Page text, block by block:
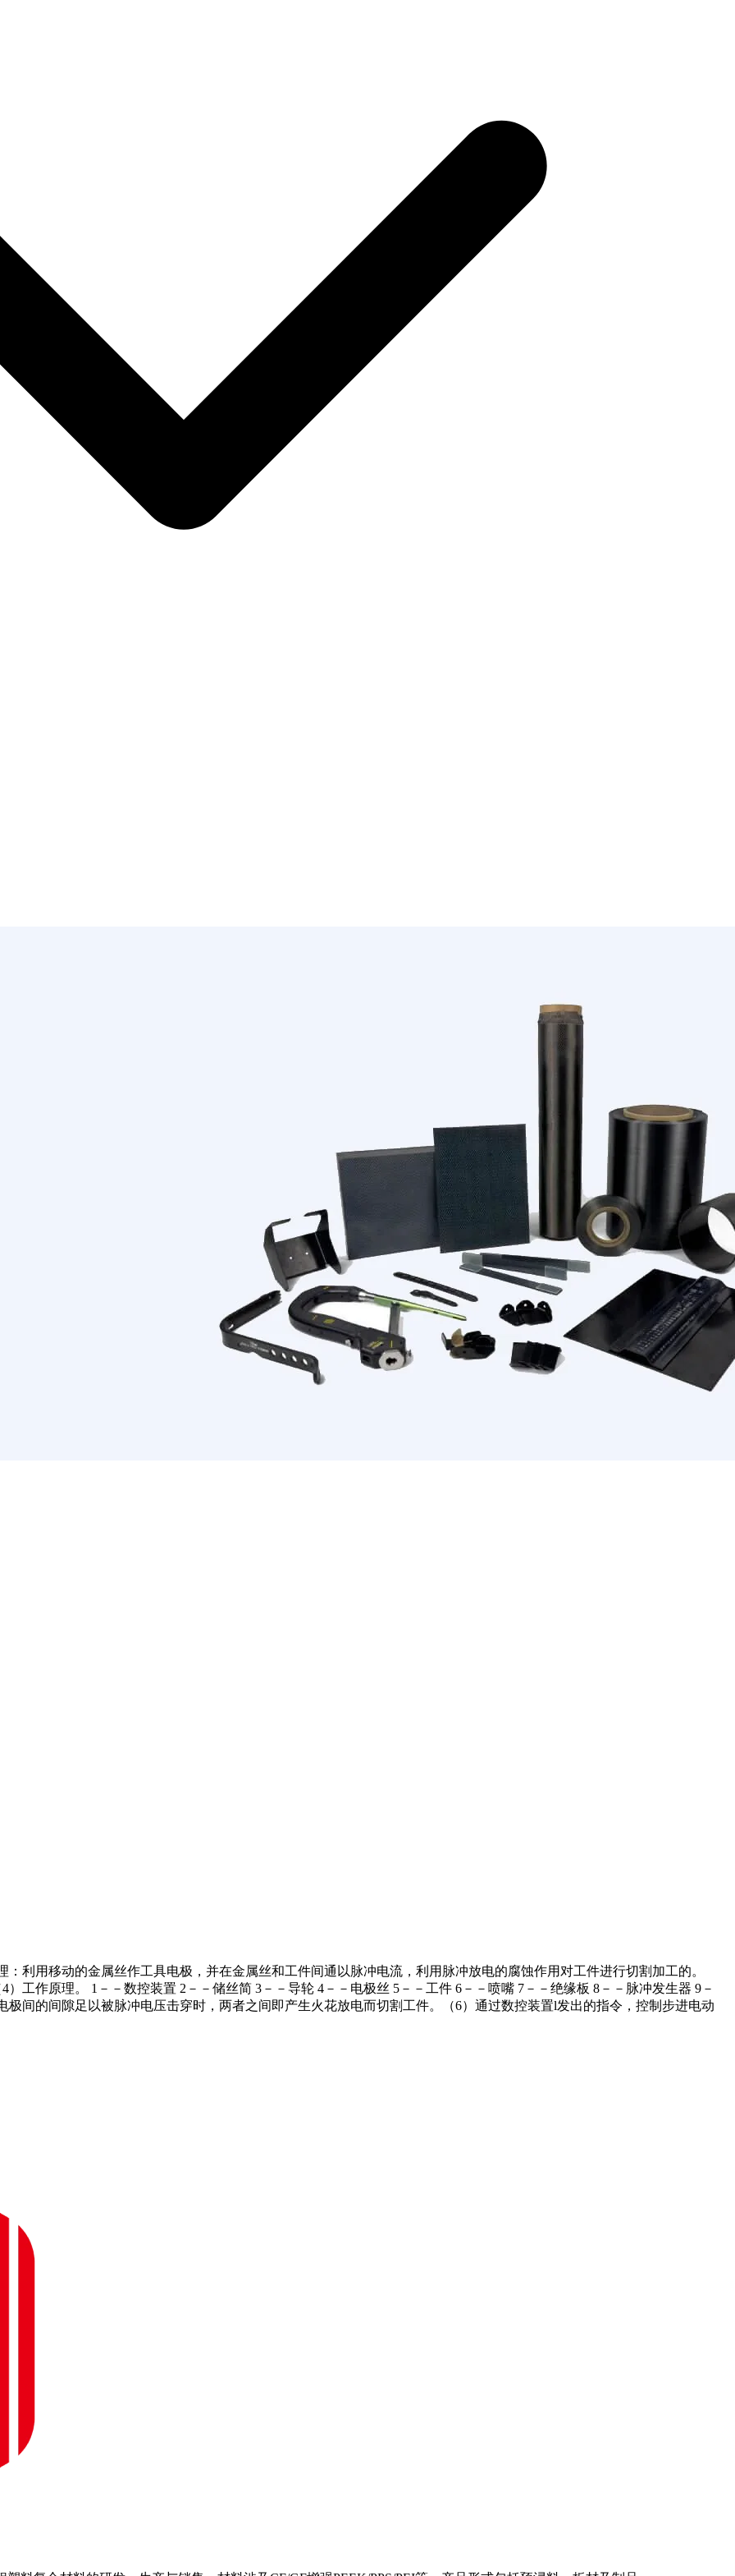
利用移动的金属丝作工具电极，并在金属丝和工件间通以脉冲电流，利用脉冲放电的腐蚀作用对工件进行切割加工的。
工作原理。 1－－数控装置 2－－储丝简 3－－导轮 4－－电极丝 5－－工件 6－－喷嘴 7－－绝缘板 8－－脉冲发生器 9－
极间的间隙足以被脉冲电压击穿时，两者之间即产生火花放电而切割工件。（6）通过数控装置l发出的指令，控制步进电动